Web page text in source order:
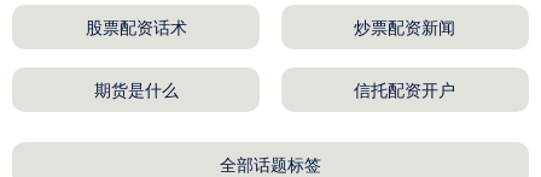
深证成指 14311.01 +200.89 +1.42%
股票配资话术 炒票配资新闻
期货是什么 信托配资开户
全部话题标签